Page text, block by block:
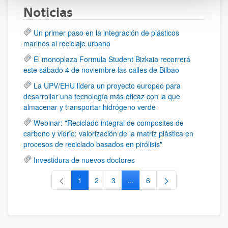
Noticias
Un primer paso en la integración de plásticos
marinos al reciclaje urbano
El monoplaza Formula Student Bizkaia recorrerá
este sábado 4 de noviembre las calles de Bilbao
La UPV/EHU lidera un proyecto europeo para
desarrollar una tecnología más eficaz con la que
almacenar y transportar hidrógeno verde
Webinar: "Reciclado integral de composites de
carbono y vidrio: valorización de la matriz plástica en
procesos de reciclado basados en pirólisis"
Investidura de nuevos doctores
Página
1 Página
2 Página
3 ...Páginas intermedias Use
Página
6